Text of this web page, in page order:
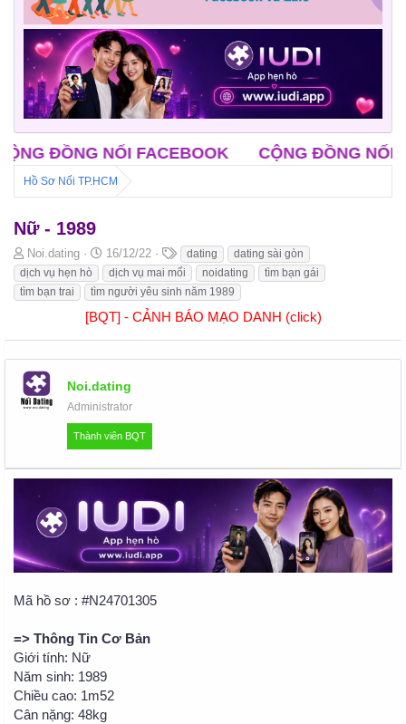
ĐỒNG NỐI FACEBOOK CỘNG ĐỒNG NỐI ZALO
Hồ Sơ Nối TP.HCM
Nữ - 1989
B
ắ
t
đ
Noi.dating
N
g
à
y
b
ầ
16/12/22
T
h
ẻ
dating
dating sài gòn
dịch vụ hẹn hò
dịch vụ mai mối noidating
tìm bạn gái
tìm bạn trai
tìm người yêu sinh năm 1989
[BQT] - CẢNH BÁO MẠO DANH (click)
Noi.dating
Administrator
Thành viên BQT
Mã hồ sơ : #N24701305
=> Thông Tin Cơ Bản
Giới tính: Nữ
Năm sinh: 1989
Chiều cao: 1m52
Cân nặng: 48kg